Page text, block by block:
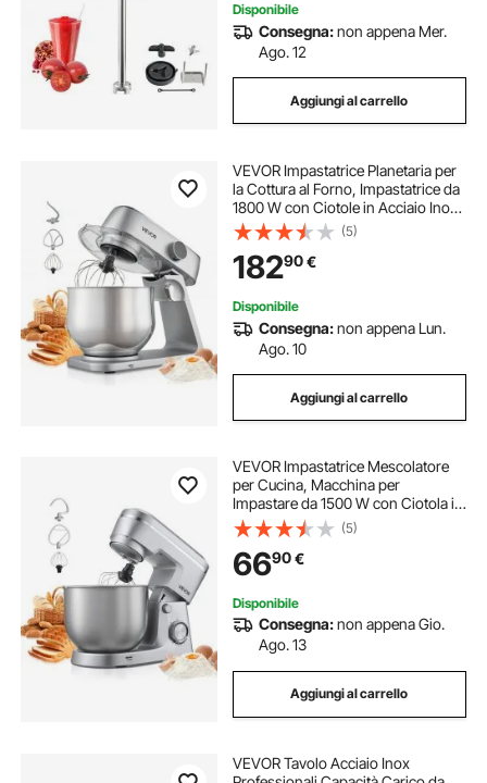
Disponibile
Consegna:non appena Mer.
Ago. 12
Aggiungi al carrello
VEVOR Impastatrice Planetaria per
la Cottura al Forno, Impastatrice da
1800 W con Ciotole in Acciaio Inox
7,4 L, Gancio per Impastare, Frusta
e Frusta, Inclinazione Regolabile a
10 Velocità
(5)
18290€
Disponibile
Consegna:non appena Lun.
Ago. 10
Aggiungi al carrello
VEVOR Impastatrice Mescolatore
per Cucina, Macchina per
Impastare da 1500 W con Ciotola in
Acciaio Inossidabile 5,7 L, Gancio
per Impastare, Frusta, Inclinazione
Regolabile a 10 Velocità
(5)
6690€
Disponibile
Consegna:non appena Gio.
Ago. 13
Aggiungi al carrello
VEVOR Tavolo Acciaio Inox